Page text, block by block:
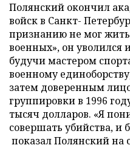
Полянский окончил
войск в Санкт-
признанию не мог
военных», он уволился
будучи мастером
военному
затем доверенным
группировки в 1996
тысяч долларов. «Я
совершать убийства, и
показал Полянский на